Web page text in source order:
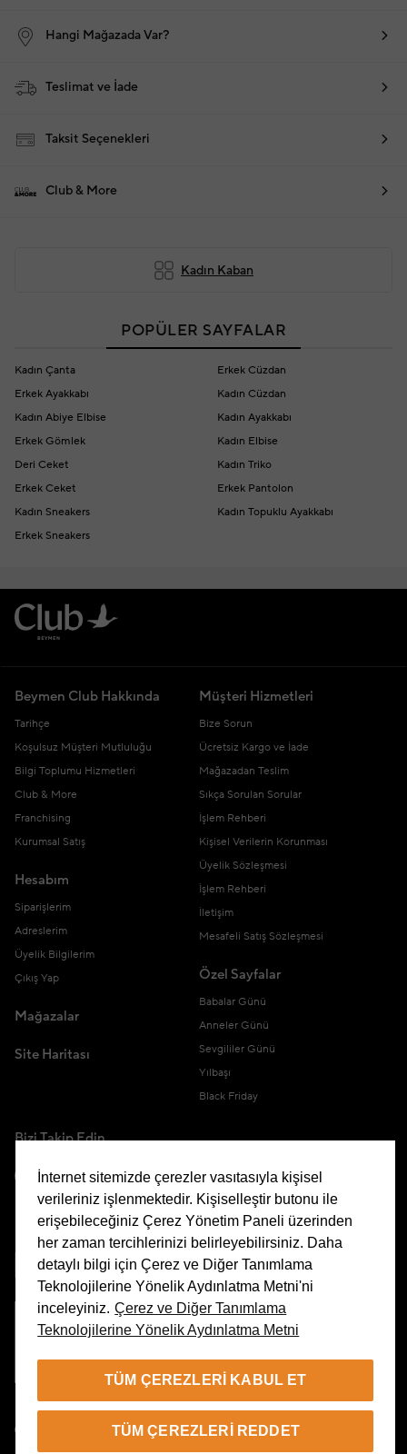
Hangi Mağazada Var?
Teslimat ve İade
Taksit Seçenekleri
Club & More
Kadın Kaban
POPÜLER SAYFALAR
Kadın Çanta
Erkek Cüzdan
Erkek Ayakkabı
Kadın Cüzdan
Kadın Abiye Elbise
Kadın Ayakkabı
Erkek Gömlek
Kadın Elbise
Deri Ceket
Kadın Triko
Erkek Ceket
Erkek Pantolon
Kadın Sneakers
Kadın Topuklu Ayakkabı
Erkek Sneakers
Beymen Club Hakkında
Tarihçe
Koşulsuz Müşteri Mutluluğu
Bilgi Toplumu Hizmetleri
Club & More
Franchising
Kurumsal Satış
Hesabım
Siparişlerim
Adreslerim
Üyelik Bilgilerim
Çıkış Yap
Mağazalar
Site Haritası
Müşteri Hizmetleri
Bize Sorun
Ücretsiz Kargo ve İade
Mağazadan Teslim
Sıkça Sorulan Sorular
İşlem Rehberi
Kişisel Verilerin Korunması
Üyelik Sözleşmesi
İşlem Rehberi
İletişim
Mesafeli Satış Sözleşmesi
Özel Sayfalar
Babalar Günü
Anneler Günü
Sevgililer Günü
Yılbaşı
Black Friday
Bizi Takip Edin
Uygulamamızı İndirin
İnternet sitemizde çerezler vasıtasıyla kişisel
verileriniz işlenmektedir. Kişiselleştir butonu ile
erişebileceğiniz Çerez Yönetim Paneli üzerinden
her zaman tercihlerinizi belirleyebilirsiniz. Daha
detaylı bilgi için Çerez ve Diğer Tanımlama
Teknolojilerine Yönelik Aydınlatma Metni'ni
inceleyiniz. Çerez ve Diğer Tanımlama
Teknolojilerine Yönelik Aydınlatma Metni
TÜM ÇEREZLERI KABUL ET
TÜM ÇEREZLERI REDDET